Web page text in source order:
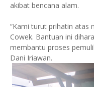
akibat bencana alam.
“Kami turut prihatin atas
Cowek. Bantuan ini
membantu proses
Dani Iriawan.